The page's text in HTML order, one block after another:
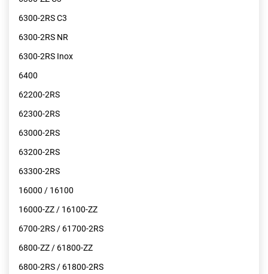
6300-2RS C3
6300-2RS NR
6300-2RS Inox
6400
62200-2RS
62300-2RS
63000-2RS
63200-2RS
63300-2RS
16000 / 16100
16000-ZZ / 16100-ZZ
6700-2RS / 61700-2RS
6800-ZZ / 61800-ZZ
6800-2RS / 61800-2RS